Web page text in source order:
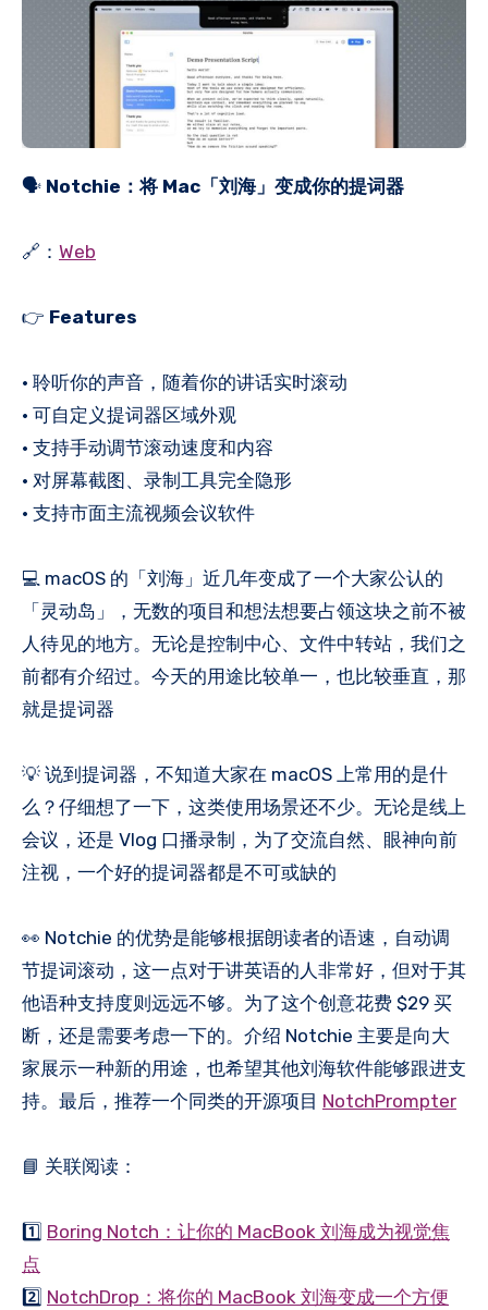
Notchie：将 Mac「刘海」变成你的提词器
🔗： Web
👉 Features
• 聆听你的声音，随着你的讲话实时滚动
• 可自定义提词器区域外观
• 支持手动调节滚动速度和内容
• 对屏幕截图、录制工具完全隐形
• 支持市面主流视频会议软件
💻 macOS 的「刘海」近几年变成了一个大家公认的
「灵动岛」，无数的项目和想法想要占领这块之前不被
人待见的地方。无论是控制中心、文件中转站，我们之
前都有介绍过。今天的用途比较单一，也比较垂直，那
就是提词器
💡 说到提词器，不知道大家在 macOS 上常用的是什
么？仔细想了一下，这类使用场景还不少。无论是线上
会议，还是 Vlog 口播录制，为了交流自然、眼神向前
注视，一个好的提词器都是不可或缺的
👀 Notchie 的优势是能够根据朗读者的语速，自动调
节提词滚动，这一点对于讲英语的人非常好，但对于其
他语种支持度则远远不够。为了这个创意花费 $29 买
断，还是需要考虑一下的。介绍 Notchie 主要是向大
家展示一种新的用途，也希望其他刘海软件能够跟进支
持。最后，推荐一个同类的开源项目 NotchPrompter
📘 关联阅读：
1️⃣ Boring Notch：让你的 MacBook 刘海成为视觉焦
点
2️⃣ NotchDrop：将你的 MacBook 刘海变成一个方便